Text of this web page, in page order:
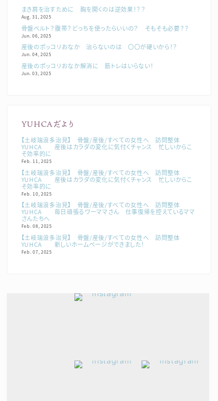
まき肩を治すために 胸を開くのは逆効果！？？
Aug. 31, 2025
骨盤ベルト？腹帯？どっちを使ったらいいの？ そもそも必要？？
Jun. 06, 2025
産後のポッコリおなか 治らないのは 〇〇が硬いから！？
Jun. 04, 2025
産後のポッコリおなか解消に 筋トレはいらない！
Jun. 03, 2025
YUHCAだより
【土岐瑞浪多治見】 骨盤/産後/すべての女性へ 訪問整体
YUHCA 産後はカラダの変化に気付くチャンス 忙しいからこ
そ効率的に
Feb. 11, 2025
【土岐瑞浪多治見】 骨盤/産後/すべての女性へ 訪問整体
YUHCA 産後はカラダの変化に気付くチャンス 忙しいからこ
そ効率的に
Feb. 10, 2025
【土岐瑞浪多治見】 骨盤/産後/すべての女性へ 訪問整体
YUHCA 毎日頑張るワーママさん 仕事復帰を控えているママ
さんたちへ
Feb. 08, 2025
【土岐瑞浪多治見】 骨盤/産後/すべての女性へ 訪問整体
YUHCA 新しいホームページができました！
Feb. 07, 2025